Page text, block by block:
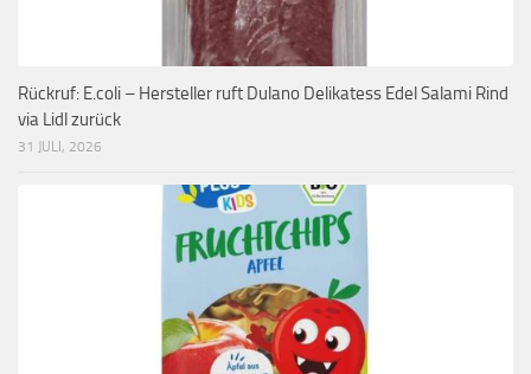
Rückruf: E.coli – Hersteller ruft Dulano Delikatess Edel Salami Rind
via Lidl zurück
31 JULI, 2026